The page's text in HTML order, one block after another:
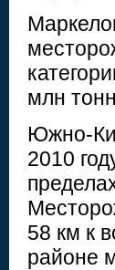
млн
Южно-
2010
58 км к
районе